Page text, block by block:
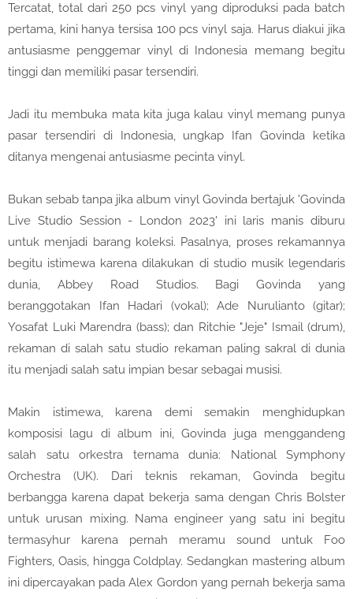
Tercatat, total dari 250 pcs vinyl yang diproduksi pada batch
pertama, kini hanya tersisa 100 pcs vinyl saja. Harus diakui jika
antusiasme penggemar vinyl di Indonesia memang begitu
tinggi dan memiliki pasar tersendiri.
Jadi itu membuka mata kita juga kalau vinyl memang punya
pasar tersendiri di Indonesia, ungkap Ifan Govinda ketika
ditanya mengenai antusiasme pecinta vinyl.
Bukan sebab tanpa jika album vinyl Govinda bertajuk 'Govinda
Live Studio Session - London 2023' ini laris manis diburu
untuk menjadi barang koleksi. Pasalnya, proses rekamannya
begitu istimewa karena dilakukan di studio musik legendaris
dunia, Abbey Road Studios. Bagi Govinda yang
beranggotakan Ifan Hadari (vokal); Ade Nurulianto (gitar);
Yosafat Luki Marendra (bass); dan Ritchie "Jeje" Ismail (drum),
rekaman di salah satu studio rekaman paling sakral di dunia
itu menjadi salah satu impian besar sebagai musisi.
Makin istimewa, karena demi semakin menghidupkan
komposisi lagu di album ini, Govinda juga menggandeng
salah satu orkestra ternama dunia: National Symphony
Orchestra (UK). Dari teknis rekaman, Govinda begitu
berbangga karena dapat bekerja sama dengan Chris Bolster
untuk urusan mixing. Nama engineer yang satu ini begitu
termasyhur karena pernah meramu sound untuk Foo
Fighters, Oasis, hingga Coldplay. Sedangkan mastering album
ini dipercayakan pada Alex Gordon yang pernah bekerja sama